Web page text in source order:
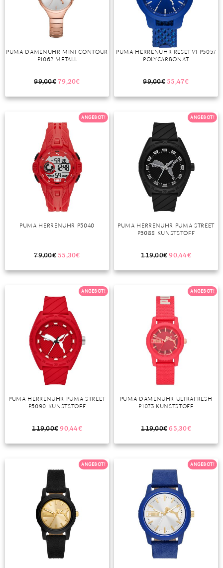
GRANAT
IOLITH
JADE
KYANIT
LABRADORIT
LAPISLAZULI
MORGANIT
QUARZ
ROSENQUARZ
SAPHIR
UNGLAUBLICH
ROTER TEPPICH
TREND DES MONATS
PUMA DAMENUHR MINI CONTOUR
P1062 METALL
99,00€ 79,20€
PUMA HERRENUHR RESET V1 P5057
POLYCARBONAT
99,00€ 55,47€
ANGEBOT!
PUMA HERRENUHR P5040
79,00€ 55,30€
ANGEBOT!
PUMA HERRENUHR PUMA STREET
P5088 KUNSTSTOFF
119,00€ 90,44€
ANGEBOT!
PUMA HERRENUHR PUMA STREET
P5090 KUNSTSTOFF
119,00€ 90,44€
ANGEBOT!
PUMA DAMENUHR ULTRAFRESH
P1073 KUNSTSTOFF
119,00€ 65,30€
ANGEBOT! ANGEBOT!